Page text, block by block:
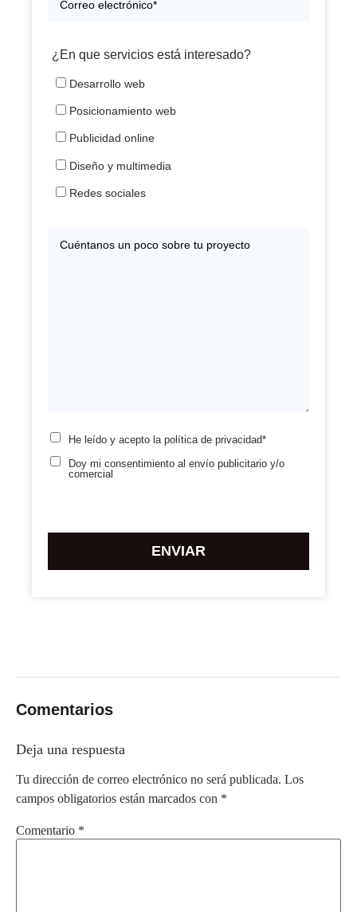
¿En que servicios está interesado?
Desarrollo web
Posicionamiento web
Publicidad online
Diseño y multimedia
Redes sociales
He leído y acepto la política de privacidad*
Doy mi consentimiento al envío publicitario y/o
comercial
Comentarios
Deja una respuesta
Tu dirección de correo electrónico no será publicada. Los
campos obligatorios están marcados con *
Comentario *